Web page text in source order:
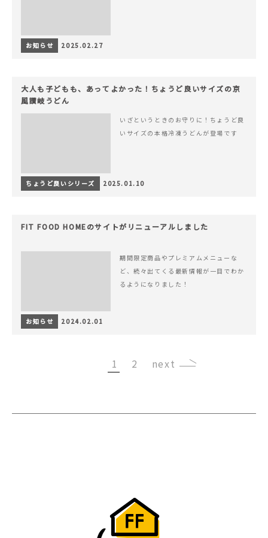
お知らせ 2025.02.27
大人も子どもも、あってよかった！ちょうど良いサイズの京
風讃岐うどん
いざというときのお守りに！ちょうど良
いサイズの本格冷凍うどんが登場です
ちょうど良いシリーズ 2025.01.10
FIT FOOD HOMEのサイトがリニューアルしました
期間限定商品やプレミアムメニューな
ど、続々出てくる最新情報が一目でわか
るようになりました！
お知らせ 2024.02.01
1 2 ›